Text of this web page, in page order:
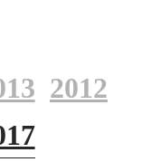
2012